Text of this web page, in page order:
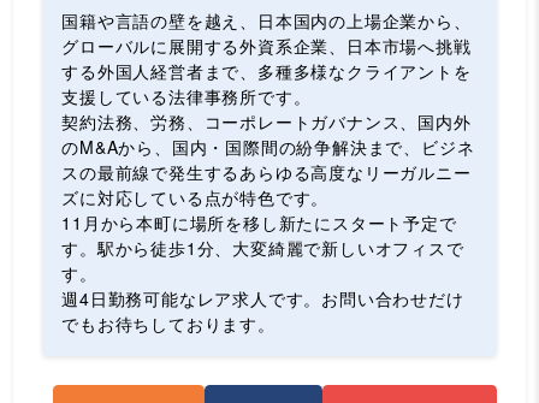
国籍や言語の壁を越え、日本国内の上場企業から、
グローバルに展開する外資系企業、日本市場へ挑戦
する外国人経営者まで、多種多様なクライアントを
支援している法律事務所です。
契約法務、労務、コーポレートガバナンス、国内外
のM&Aから、国内・国際間の紛争解決まで、ビジネ
スの最前線で発生するあらゆる高度なリーガルニー
ズに対応している点が特色です。
11月から本町に場所を移し新たにスタート予定で
す。駅から徒歩1分、大変綺麗で新しいオフィスで
す。
週4日勤務可能なレア求人です。お問い合わせだけ
でもお待ちしております。